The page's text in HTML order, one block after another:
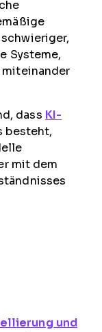
Systeme,
dass KI-
besteht,
mit dem
und